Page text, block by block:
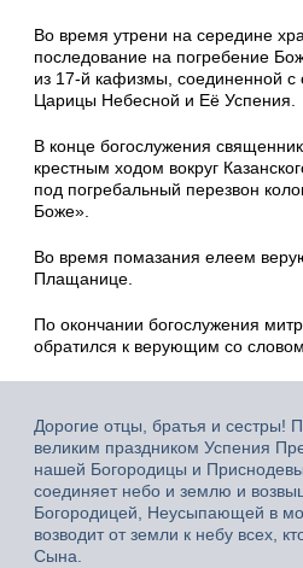
Во время утрени на середине
последование на погребение
из 17-й кафизмы, соединенной с
Царицы Небесной и Её Успения.
В конце богослужения
крестным ходом вокруг
под погребальный перезвон
Боже».
Во время помазания елеем
Плащанице.
По окончании богослужения
обратился к верующим со
Дорогие отцы, братья и сестры!
великим праздником Успения
нашей Богородицы и
соединяет небо и землю и
Богородицей, Неусыпающей в
возводит от земли к небу всех,
Сына.